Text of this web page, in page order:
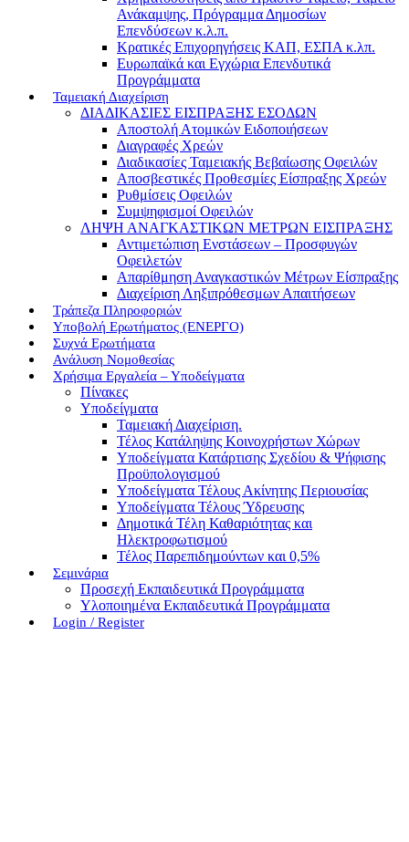
Ανάκαμψης, Πρόγραμμα Δημοσίων
Επενδύσεων κ.λ.π.
Κρατικές Επιχορηγήσεις ΚΑΠ, ΕΣΠΑ κ.λπ.
Ευρωπαϊκά και Εγχώρια Επενδυτικά
Προγράμματα
Ταμειακή Διαχείριση
ΔΙΑΔΙΚΑΣΙΕΣ ΕΙΣΠΡΑΞΗΣ ΕΣΟΔΩΝ
Αποστολή Ατομικών Ειδοποιήσεων
Διαγραφές Χρεών
Διαδικασίες Ταμειακής Βεβαίωσης Οφειλών
Αποσβεστικές Προθεσμίες Είσπραξης Χρεών
Ρυθμίσεις Οφειλών
Συμψηφισμοί Οφειλών
ΛΗΨΗ ΑΝΑΓΚΑΣΤΙΚΩΝ ΜΕΤΡΩΝ ΕΙΣΠΡΑΞΗΣ
Αντιμετώπιση Ενστάσεων – Προσφυγών
Οφειλετών
Απαρίθμηση Αναγκαστικών Μέτρων Είσπραξης
Διαχείριση Ληξιπρόθεσμων Απαιτήσεων
Τράπεζα Πληροφοριών
Υποβολή Ερωτήματος (ΕΝΕΡΓΟ)
Συχνά Ερωτήματα
Ανάλυση Νομοθεσίας
Χρήσιμα Εργαλεία – Υποδείγματα
Πίνακες
Υποδείγματα
Ταμειακή Διαχείριση.
Τέλος Κατάληψης Κοινοχρήστων Χώρων
Υποδείγματα Κατάρτισης Σχεδίου & Ψήφισης
Προϋπολογισμού
Υποδείγματα Τέλους Ακίνητης Περιουσίας
Υποδείγματα Τέλους Ύδρευσης
Δημοτικά Τέλη Καθαριότητας και
Ηλεκτροφωτισμού
Τέλος Παρεπιδημούντων και 0,5%
Σεμινάρια
Προσεχή Εκπαιδευτικά Προγράμματα
Υλοποιημένα Εκπαιδευτικά Προγράμματα
Login / Register